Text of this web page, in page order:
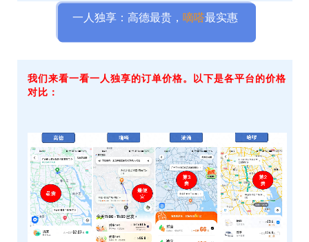
一人独享：高德最贵， 嘀嗒最实惠
我们来看一看一人独享的订单价格。以下是各平台的价格
对比：